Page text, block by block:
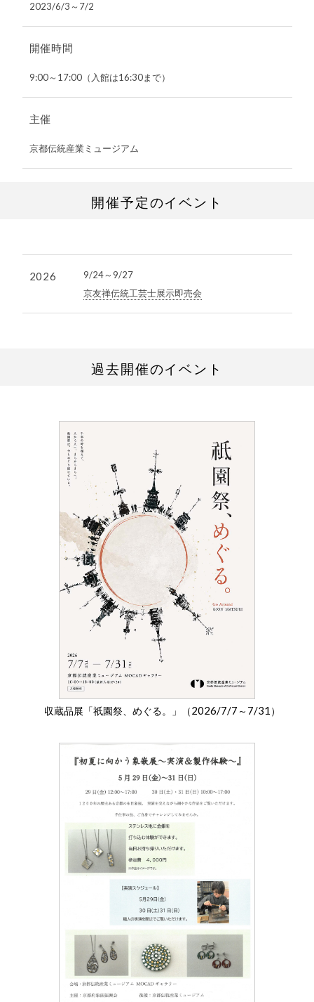
2023/6/3～ 7/2
開催時間
9:00～17:00（入館は16:30まで）
主催
京都伝統産業ミュージアム
開催予定のイベント
2026 9/24～ 9/27
京友禅伝統工芸士展示即売会
過去開催のイベント
収蔵品展「祇園祭、めぐる。」（2026/7/7 ～ 7/31 ）